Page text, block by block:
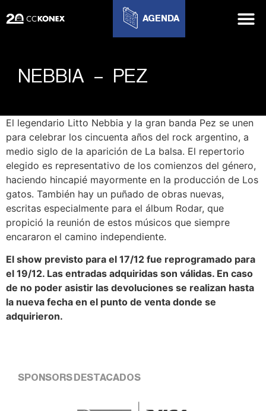
AGENDA
NEBBIA – PEZ
El legendario Litto Nebbia y la gran banda Pez se unen
para celebrar los cincuenta años del rock argentino, a
medio siglo de la aparición de La balsa. El repertorio
elegido es representativo de los comienzos del género,
haciendo hincapié mayormente en la producción de Los
gatos. También hay un puñado de obras nuevas,
escritas especialmente para el álbum Rodar, que
propició la reunión de estos músicos que siempre
encararon el camino independiente.
El show previsto para el 17/12 fue reprogramado para
el 19/12. Las entradas adquiridas son válidas. En caso
de no poder asistir las devoluciones se realizan hasta
la nueva fecha en el punto de venta donde se
adquirieron.
SPONSORS DESTACADOS